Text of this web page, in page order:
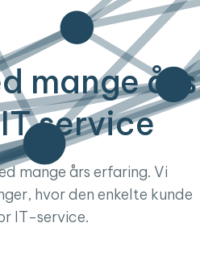
mange års
service
mange års erfaring. Vi
hvor den enkelte kunde
IT-service.